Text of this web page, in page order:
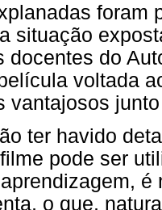
foram
situação
docentes do
voltada
vantajosos
ter havido
pode ser
o que,